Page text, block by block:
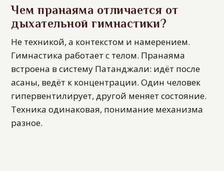
Чем пранаяма отличается от
дыхательной гимнастики?
Не техникой, а контекстом и намерением.
Гимнастика работает с телом. Пранаяма
встроена в систему Патанджали: идёт после
асаны, ведёт к концентрации. Один человек
гипервентилирует, другой меняет состояние.
Техника одинаковая, понимание механизма
разное.